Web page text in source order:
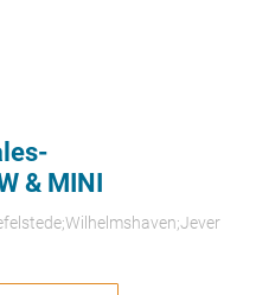
& MINI